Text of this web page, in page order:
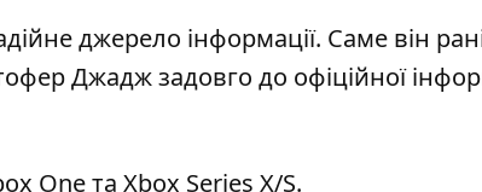
джерело інформації. Саме він
Джадж задовго до офіційної
One та Xbox Series X/S.